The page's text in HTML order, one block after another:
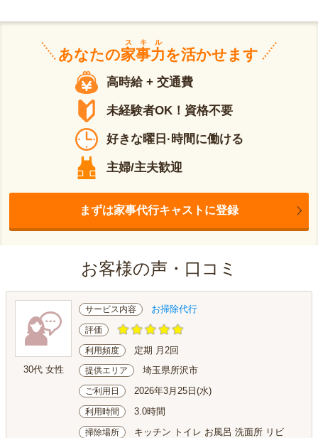
あなたの家事力
スキル
を活かせます
高時給 + 交通費
未経験者OK！資格不要
好きな曜日·時間に働ける
主婦/主夫歓迎
まずは家事代行キャストに登録
お客様の声・口コミ
30代 女性
サービス内容 お掃除代行
評価
利用頻度 定期 月2回
提供エリア 埼玉県所沢市
ご利用日 2026年3月25日(水)
利用時間 3.0時間
掃除場所
キッチン トイレ お風呂 洗面所 リビ